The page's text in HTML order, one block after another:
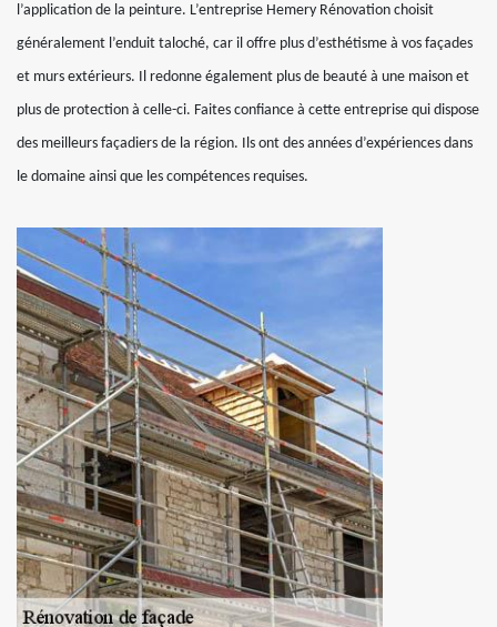
l’application de la peinture. L’entreprise Hemery Rénovation choisit
généralement l’enduit taloché, car il offre plus d’esthétisme à vos façades
et murs extérieurs. Il redonne également plus de beauté à une maison et
plus de protection à celle-ci. Faites confiance à cette entreprise qui dispose
des meilleurs façadiers de la région. Ils ont des années d’expériences dans
le domaine ainsi que les compétences requises.